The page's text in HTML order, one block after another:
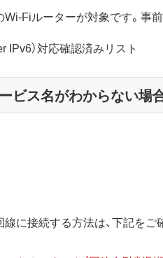
Fiルーターが対象です。事
IPv6）対応確認済みリスト
ビス名がわからない場
に接続する方法は、下記をご